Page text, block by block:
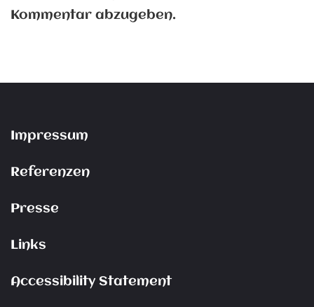
Kommentar abzugeben.
Impressum
Referenzen
Presse
Links
Accessibility Statement